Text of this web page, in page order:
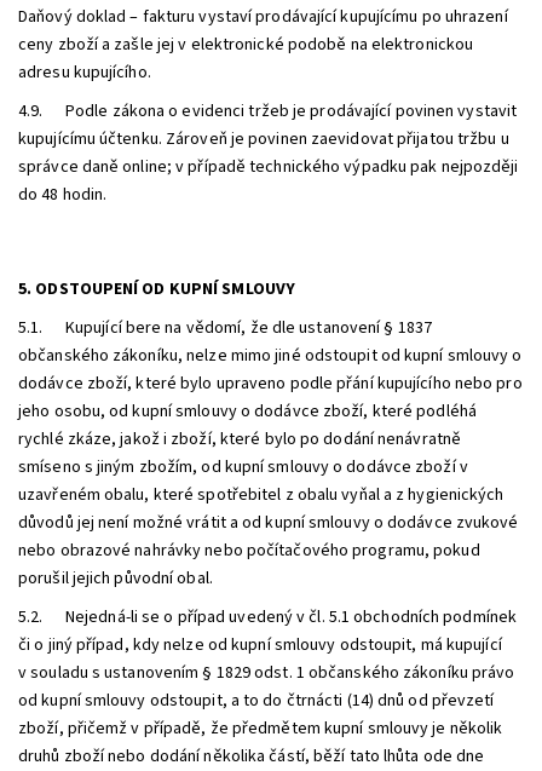
Daňový doklad – fakturu vystaví prodávající kupujícímu po uhrazení
ceny zboží a zašle jej v elektronické podobě na elektronickou
adresu kupujícího.
4.9. Podle zákona o evidenci tržeb je prodávající povinen vystavit
kupujícímu účtenku. Zároveň je povinen zaevidovat přijatou tržbu u
správce daně online; v případě technického výpadku pak nejpozději
do 48 hodin.
5. ODSTOUPENÍ OD KUPNÍ SMLOUVY
5.1. Kupující bere na vědomí, že dle ustanovení § 1837
občanského zákoníku, nelze mimo jiné odstoupit od kupní smlouvy o
dodávce zboží, které bylo upraveno podle přání kupujícího nebo pro
jeho osobu, od kupní smlouvy o dodávce zboží, které podléhá
rychlé zkáze, jakož i zboží, které bylo po dodání nenávratně
smíseno s jiným zbožím, od kupní smlouvy o dodávce zboží v
uzavřeném obalu, které spotřebitel z obalu vyňal a z hygienických
důvodů jej není možné vrátit a od kupní smlouvy o dodávce zvukové
nebo obrazové nahrávky nebo počítačového programu, pokud
porušil jejich původní obal.
5.2. Nejedná-li se o případ uvedený v čl. 5.1 obchodních podmínek
či o jiný případ, kdy nelze od kupní smlouvy odstoupit, má kupující
v souladu s ustanovením § 1829 odst. 1 občanského zákoníku právo
od kupní smlouvy odstoupit, a to do čtrnácti (14) dnů od převzetí
zboží, přičemž v případě, že předmětem kupní smlouvy je několik
druhů zboží nebo dodání několika částí, běží tato lhůta ode dne